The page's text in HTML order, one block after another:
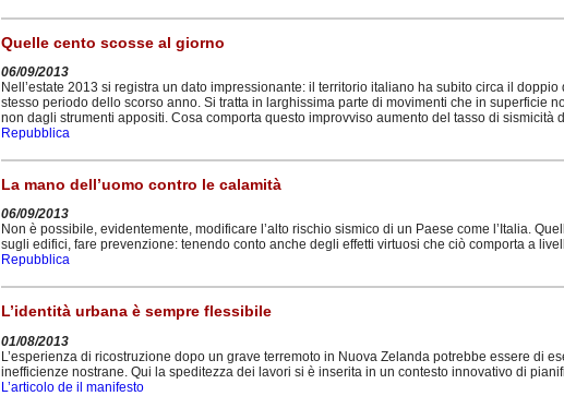
Quelle cento scosse al giorno
06/09/2013
Nell’estate 2013 si registra un dato impressionante: il territorio italiano ha subito circa il
stesso periodo dello scorso anno. Si tratta in larghissima parte di movimenti che in superficie
non dagli strumenti appositi. Cosa comporta questo improvviso aumento del tasso di sismicità
Repubblica
La mano dell’uomo contro le calamità
06/09/2013
Non è possibile, evidentemente, modificare l’alto rischio sismico di un Paese come l’Italia.
sugli edifici, fare prevenzione: tenendo conto anche degli effetti virtuosi che ciò comporta a
Repubblica
L’identità urbana è sempre flessibile
01/08/2013
L’esperienza di ricostruzione dopo un grave terremoto in Nuova Zelanda potrebbe essere di
inefficienze nostrane. Qui la speditezza dei lavori si è inserita in un contesto innovativo di
L’articolo de il manifesto